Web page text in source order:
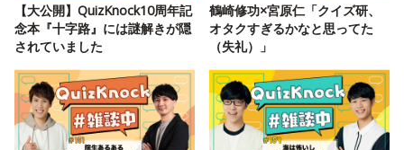
【大公開】QuizKnock10周年記
念本『十字路』には謎解きが隠
されていました
鶴崎修功×宮原仁「クイズ研、
オタクすぎるかなと思ってた
（失礼）」